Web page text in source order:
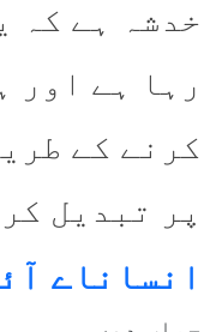
خدشہ ہے کہ
رہا ہے اور
کرنے کے
پر تبدیل
انساناے